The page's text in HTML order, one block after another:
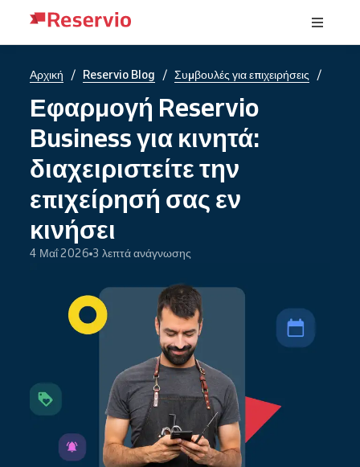
Αρχική / Reservio Blog / Συμβουλές για επιχειρήσεις /
Εφαρμογή Reservio
Business για κινητά:
διαχειριστείτε την
επιχείρησή σας εν
κινήσει
4 Μαΐ 2026 3 λεπτά ανάγνωσης